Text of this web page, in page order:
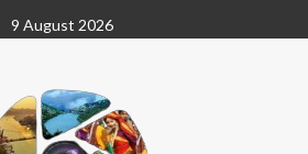
9 August 2026